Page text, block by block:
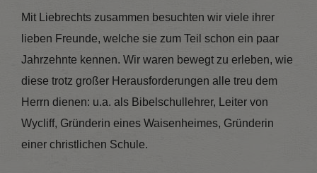
Mit Liebrechts zusammen besuchten wir viele ihrer
lieben Freunde, welche sie zum Teil schon ein paar
Jahrzehnte kennen. Wir waren bewegt zu erleben, wie
diese trotz großer Herausforderungen alle treu dem
Herrn dienen: u.a. als Bibelschullehrer, Leiter von
Wycliff, Gründerin eines Waisenheimes, Gründerin
einer christlichen Schule.